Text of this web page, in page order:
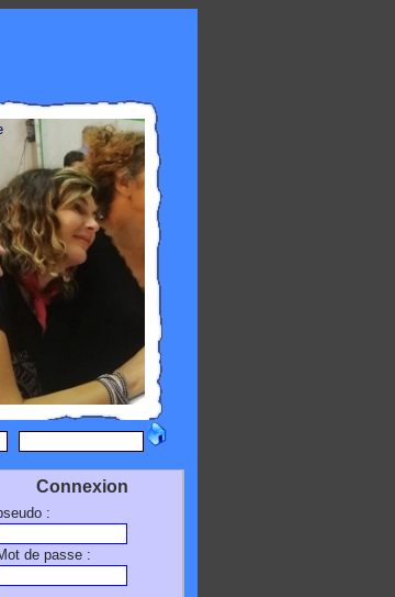
Connexion
:
de passe :